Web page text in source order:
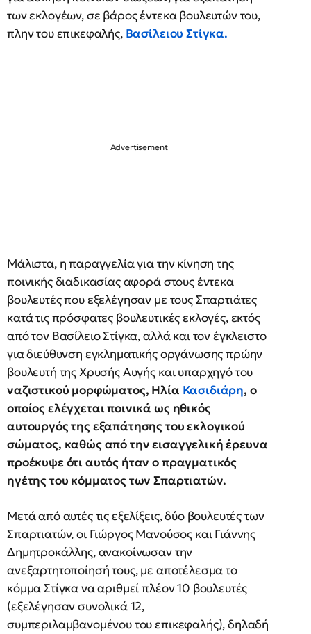
των εκλογέων, σε βάρος έντεκα βουλευτών του,
πλην του επικεφαλής, Βασίλειου Στίγκα.
Μάλιστα, η παραγγελία για την κίνηση της
ποινικής διαδικασίας αφορά στους έντεκα
βουλευτές που εξελέγησαν με τους Σπαρτιάτες
κατά τις πρόσφατες βουλευτικές εκλογές, εκτός
από τον Βασίλειο Στίγκα, αλλά και τον έγκλειστο
για διεύθυνση εγκληματικής οργάνωσης πρώην
βουλευτή της Χρυσής Αυγής και υπαρχηγό του
ναζιστικού μορφώματος, Ηλία Κασιδιάρη, ο
οποίος ελέγχεται ποινικά ως ηθικός
αυτουργός της εξαπάτησης του εκλογικού
σώματος, καθώς από την εισαγγελική έρευνα
προέκυψε ότι αυτός ήταν ο πραγματικός
ηγέτης του κόμματος των Σπαρτιατών.
Μετά από αυτές τις εξελίξεις, δύο βουλευτές των
Σπαρτιατών, οι Γιώργος Μανούσος και Γιάννης
Δημητροκάλλης, ανακοίνωσαν την
ανεξαρτητοποίησή τους, με αποτέλεσμα το
κόμμα Στίγκα να αριθμεί πλέον 10 βουλευτές
(εξελέγησαν συνολικά 12,
συμπεριλαμβανομένου του επικεφαλής), δηλαδή